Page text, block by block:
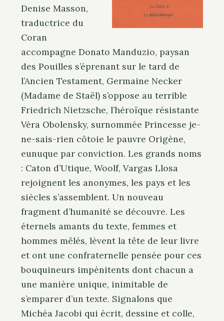
Denise Masson,
traductrice du
Coran
accompagne Donato Manduzio, paysan
des Pouilles s’éprenant sur le tard de
l’Ancien Testament, Germaine Necker
(Madame de Staël) s’oppose au terrible
Friedrich Nietzsche, l’héroïque résistante
Véra Obolensky, surnommée Princesse je-
ne-sais-rien côtoie le pauvre Origène,
eunuque par conviction. Les grands noms
: Caton d’Utique, Woolf, Vargas Llosa
rejoignent les anonymes, les pays et les
siècles s’assemblent. Un nouveau
fragment d’humanité se découvre. Les
éternels amants du texte, femmes et
hommes mêlés, lèvent la tête de leur livre
et ont une confraternelle pensée pour ces
bouquineurs impénitents dont chacun a
une manière unique, inimitable de
s’emparer d’un texte. Signalons que
Michéa Jacobi qui écrit, dessine et colle,